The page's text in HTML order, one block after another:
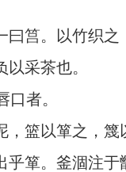
筥。以竹织之
采茶也。
者。
篮以箪之，篾
乎箪。釜涸注于